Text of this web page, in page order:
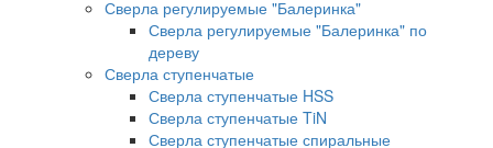
Сверла регулируемые "Балеринка"
Сверла регулируемые "Балеринка" по
дереву
Сверла ступенчатые
Сверла ступенчатые HSS
Сверла ступенчатые TiN
Сверла ступенчатые спиральные